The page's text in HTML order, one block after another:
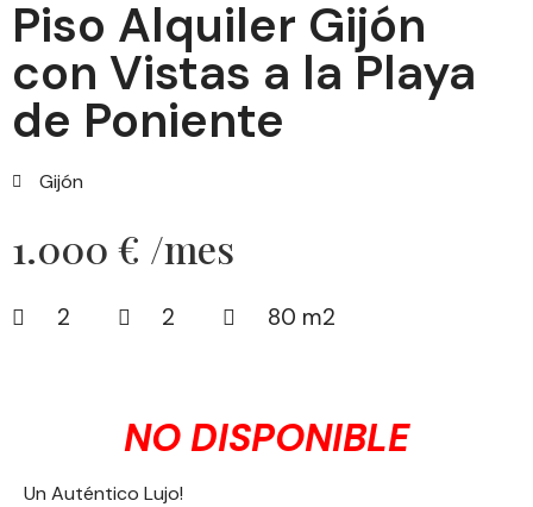
Piso Alquiler Gijón
con Vistas a la Playa
de Poniente
Gijón
1.000 € /mes
2 2 80 m2
NO DISPONIBLE
Un Auténtico Lujo!